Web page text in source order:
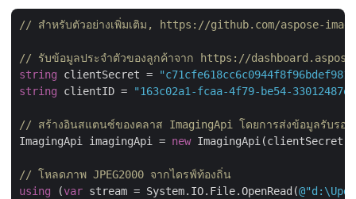
// สำหรับตัวอย่างเพิ่มเติม, https://github.com/aspose-
// รับข้อมูลประจำตัวของลูกค้าจาก https://
string clientSecret =
string clientID = "163c02a1-fcaa-4f79-be54-
// สร้างอินสแตนซ์ของคลาส ImagingApi โดยการส่งข้อมูลรับรอง
ImagingApi imagingApi = new
// โหลดภาพ JPEG2000 จากไดรฟ์ท้องถิ่น
using (var stream = System.IO.File.OpenRead(